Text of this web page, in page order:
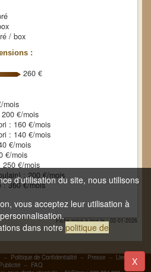
/ box
:
260 €
mois
€/mois
: 160 €/mois
: 140 €/mois
€/mois
€/mois
250 €/mois
: 200 €/mois
: 360 €/mois
Fiche mise à jour le : 02-01-2026
-- Politique de Confidentialité -- Presse -- Liens
-
Publicité-- FAQ
d'utilisation du site, nous utilisons
vous acceptez leur utilisation à
dans notre politique de
X